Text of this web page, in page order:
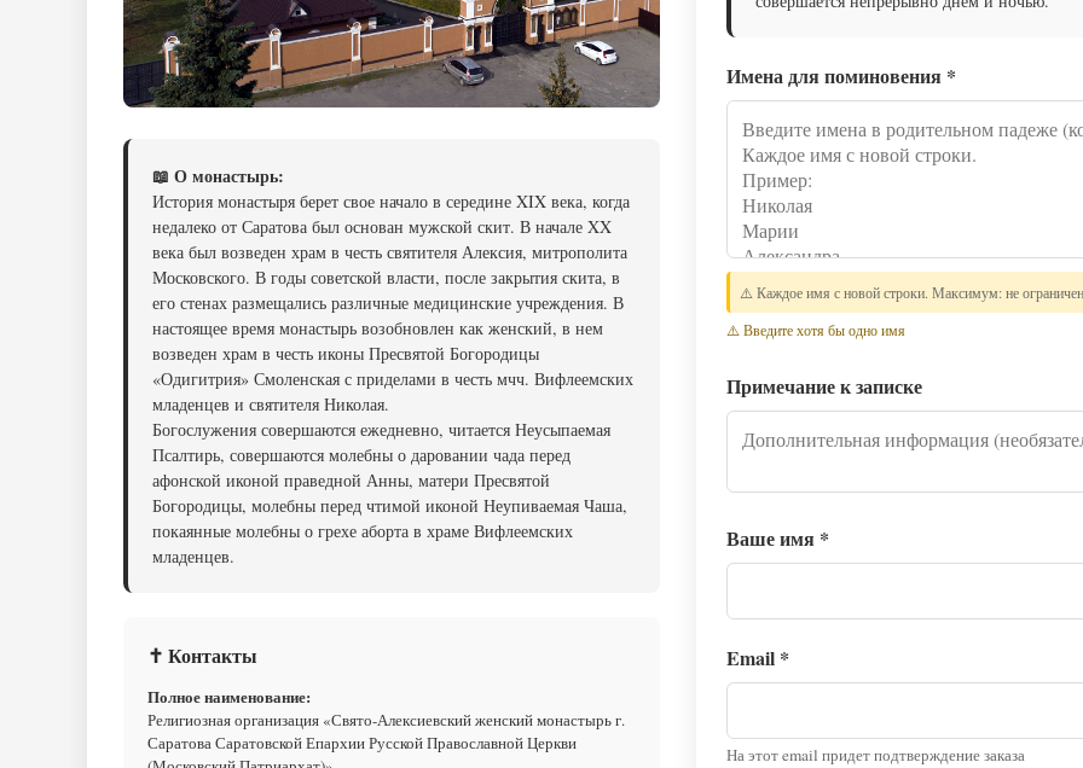
📖 О монастырь:
История монастыря берет свое начало в середине XIX века, когда
недалеко от Саратова был основан мужской скит. В начале XX
века был возведен храм в честь святителя Алексия, митрополита
Московского. В годы советской власти, после закрытия скита, в
его стенах размещались различные медицинские учреждения. В
настоящее время монастырь возобновлен как женский, в нем
возведен храм в честь иконы Пресвятой Богородицы
«Одигитрия» Смоленская с приделами в честь мчч. Вифлеемских
младенцев и святителя Николая.
Богослужения совершаются ежедневно, читается Неусыпаемая
Псалтирь, совершаются молебны о даровании чада перед
афонской иконой праведной Анны, матери Пресвятой
Богородицы, молебны перед чтимой иконой Неупиваемая Чаша,
покаянные молебны о грехе аборта в храме Вифлеемских
младенцев.
✝ Контакты
Полное наименование:
Религиозная организация «Свято-Алексиевский женский монастырь г.
Саратова Саратовской Епархии Русской Православной Церкви
Имена для поминовения *
⚠️ Каждое имя с новой строки. Максимум: не
⚠️ Введите хотя бы одно имя
Примечание к записке
Ваше имя *
Email *
На этот email придет подтверждение заказа